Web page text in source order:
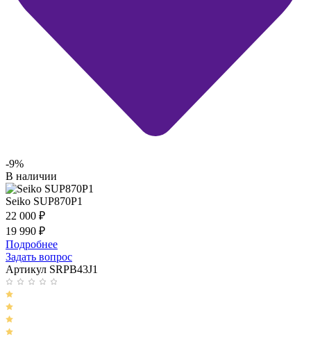
-9%
В наличии
Seiko SUP870P1
22 000 ₽
19 990 ₽
Подробнее
Задать вопрос
Артикул SRPB43J1